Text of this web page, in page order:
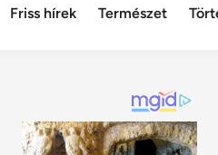
Friss hírek Természet